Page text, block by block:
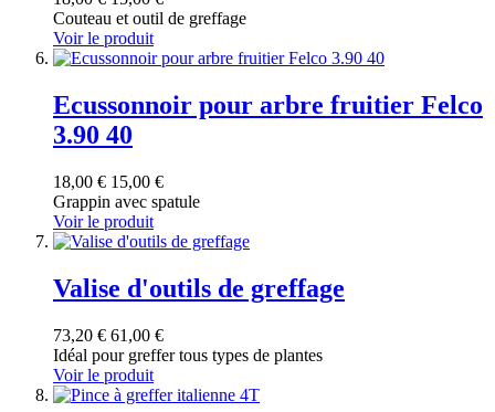
Couteau et outil de greffage
Voir le produit
Ecussonnoir pour arbre fruitier Felco
3.90 40
18,00 € 15,00 €
Grappin avec spatule
Voir le produit
Valise d'outils de greffage
73,20 € 61,00 €
Idéal pour greffer tous types de plantes
Voir le produit